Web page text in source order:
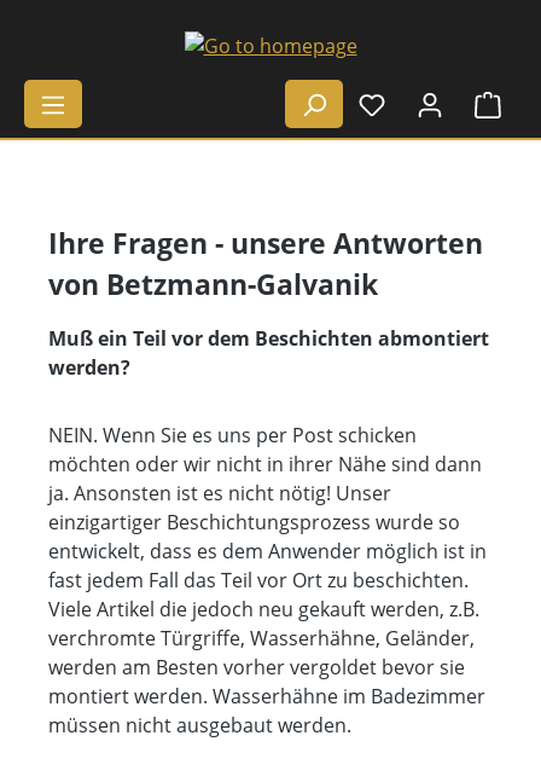
Skip to main content
Ihre Fragen - unsere Antworten
von Betzmann-Galvanik
Muß ein Teil vor dem Beschichten abmontiert
werden?
NEIN. Wenn Sie es uns per Post schicken
möchten oder wir nicht in ihrer Nähe sind dann
ja. Ansonsten ist es nicht nötig! Unser
einzigartiger Beschichtungsprozess wurde so
entwickelt, dass es dem Anwender möglich ist in
fast jedem Fall das Teil vor Ort zu beschichten.
Viele Artikel die jedoch neu gekauft werden, z.B.
verchromte Türgriffe, Wasserhähne, Geländer,
werden am Besten vorher vergoldet bevor sie
montiert werden. Wasserhähne im Badezimmer
müssen nicht ausgebaut werden.